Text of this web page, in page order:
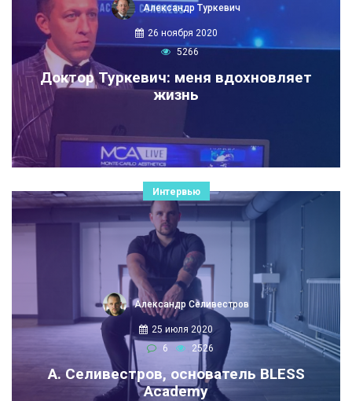
Александр Туркевич
26 ноября 2020
5266
Доктор Туркевич: меня вдохновляет
жизнь
Интервью
Александр Селивестров
25 июля 2020
6
2526
А. Селивестров, основатель BLESS
Academy